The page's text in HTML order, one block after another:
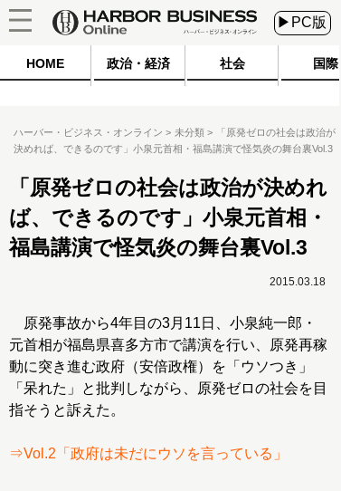
▶PC版
HOME 政治・経済 社会 国際
ハーバー・ビジネス・オンライン 未分類
「原発ゼロの社会は政治が
決めれば、できるのです」小泉元首相・福島講演で怪気炎の舞台裏Vol.3
「原発ゼロの社会は政治が決めれ
ば、できるのです」小泉元首相・
福島講演で怪気炎の舞台裏Vol.3
2015.03.18
原発事故から4年目の3月11日、小泉純一郎・
元首相が福島県喜多方市で講演を行い、原発再稼
動に突き進む政府（安倍政権）を「ウソつき」
「呆れた」と批判しながら、原発ゼロの社会を目
指そうと訴えた。
⇒Vol.2「政府は未だにウソを言っている」